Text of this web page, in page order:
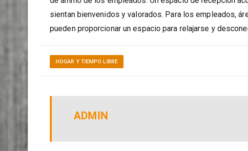
En la oficina, un sofá bien seleccionado puede influir
de ánimo de los empleados. Un espacio de recepción
sientan bienvenidos y valorados. Para los empleados,